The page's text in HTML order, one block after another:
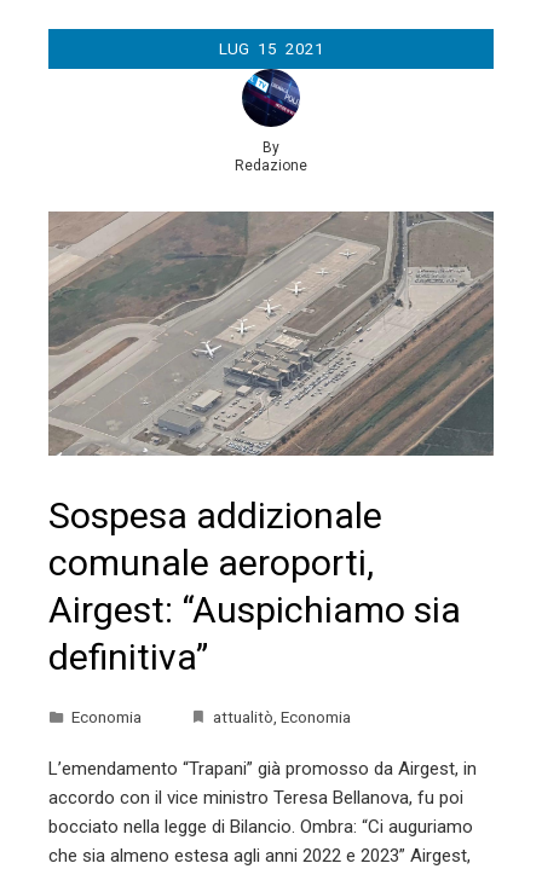
LUG 15 2021
By
Redazione
Sospesa addizionale
comunale aeroporti,
Airgest: “Auspichiamo sia
definitiva”
Economia attualitò, Economia
L’emendamento “Trapani” già promosso da Airgest, in
accordo con il vice ministro Teresa Bellanova, fu poi
bocciato nella legge di Bilancio. Ombra: “Ci auguriamo
che sia almeno estesa agli anni 2022 e 2023” Airgest,